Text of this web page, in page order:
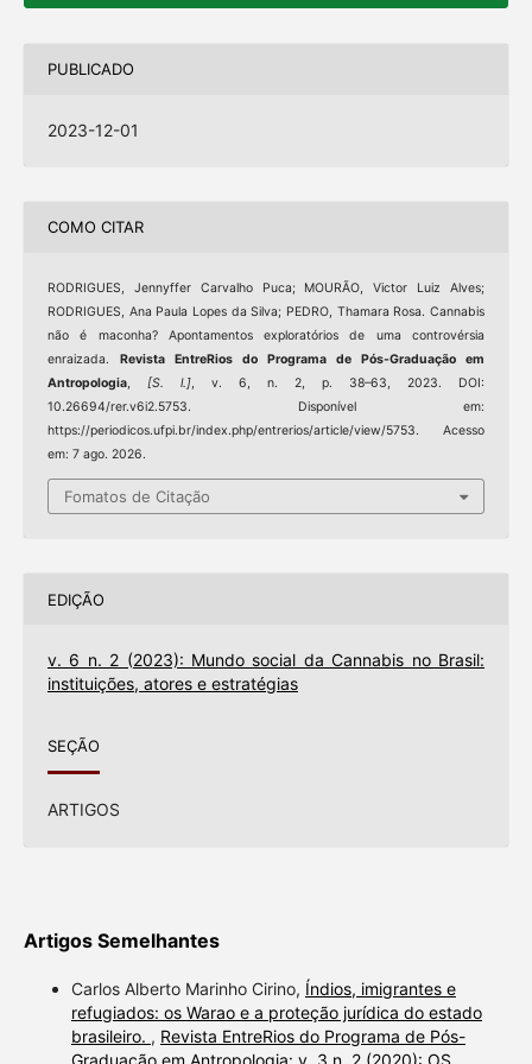
PUBLICADO
2023-12-01
COMO CITAR
RODRIGUES, Jennyffer Carvalho Puca; MOURÃO, Victor Luiz Alves;
RODRIGUES, Ana Paula Lopes da Silva; PEDRO, Thamara Rosa. Cannabis
não é maconha? Apontamentos exploratórios de uma controvérsia
enraizada. Revista EntreRios do Programa de Pós-Graduação em
Antropologia, [S. l.], v. 6, n. 2, p. 38–63, 2023. DOI:
10.26694/rer.v6i2.5753. Disponível em:
https://periodicos.ufpi.br/index.php/entrerios/article/view/5753. Acesso
em: 7 ago. 2026.
Fomatos de Citação
EDIÇÃO
v. 6 n. 2 (2023): Mundo social da Cannabis no Brasil:
instituições, atores e estratégias
SEÇÃO
ARTIGOS
Artigos Semelhantes
Carlos Alberto Marinho Cirino, Índios, imigrantes e
refugiados: os Warao e a proteção jurídica do estado
brasileiro. , Revista EntreRios do Programa de Pós-
Graduação em Antropologia: v. 3 n. 2 (2020): OS